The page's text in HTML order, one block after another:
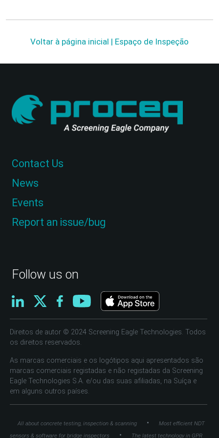
Voltar à página inicial | Espaço de Inspeção
Follow us on
Contact Us
News
Events
Report an issue/bug
Direitos de autor © 2024 Screening Eagle Technologies. Todos
os direitos reservados.
As marcas comerciais e os logótipos aqui apresentados são
marcas comerciais registadas e não registadas da Screening
Eagle Technologies S.A. e/ou das suas afiliadas, na Suíça e
em alguns outros países.
All about concrete testing, inspection & scanning •
Most efficient NDT
sensors & software for bridge inspectors
• The latest technology in GPR